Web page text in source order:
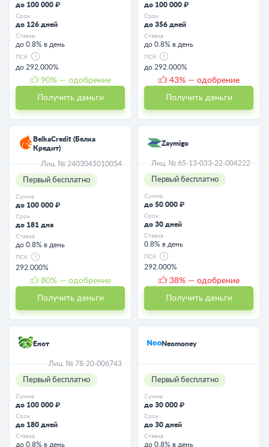
до 100 000 ₽
Срок
до 126 дней
Ставка
до 0.8% в день
ПСК
до 292.000%
90% — одобрение
Получить деньги
до 100 000 ₽
Срок
до 356 дней
Ставка
до 0.8% в день
ПСК
до 292.000%
43% — одобрение
Получить деньги
BelkaCredit (Белка
Кредит)
Лиц. № 2403045010054
Первый бесплатно
Сумма
до 100 000 ₽
Срок
до 181 дня
Ставка
до 0.8% в день
ПСК
292.000%
80% — одобрение
Получить деньги
Zaymigo
Лиц. № 65-13-033-22-004222
Первый бесплатно
Сумма
до 50 000 ₽
Срок
до 30 дней
Ставка
0.8% в день
ПСК
292.000%
38% — одобрение
Получить деньги
Енот
Лиц. № 78-20-006743
Первый бесплатно
Сумма
до 100 000 ₽
Срок
до 180 дней
Ставка
до 0.8% в день
Neomoney
Первый бесплатно
Сумма
до 30 000 ₽
Срок
до 30 дней
Ставка
до 0.8% в день